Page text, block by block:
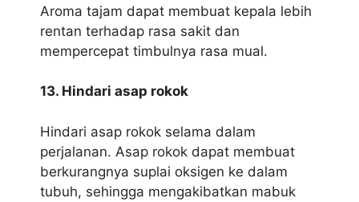
Aroma tajam dapat membuat kepala lebih
rentan terhadap rasa sakit dan
mempercepat timbulnya rasa mual.
13. Hindari asap rokok
Hindari asap rokok selama dalam
perjalanan. Asap rokok dapat membuat
berkurangnya suplai oksigen ke dalam
tubuh, sehingga mengakibatkan mabuk